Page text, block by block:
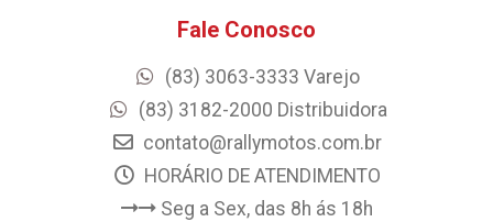
Fale Conosco
(83) 3063-3333 Varejo
(83) 3182-2000 Distribuidora
contato@rallymotos.com.br
HORÁRIO DE ATENDIMENTO
Seg a Sex, das 8h ás 18h